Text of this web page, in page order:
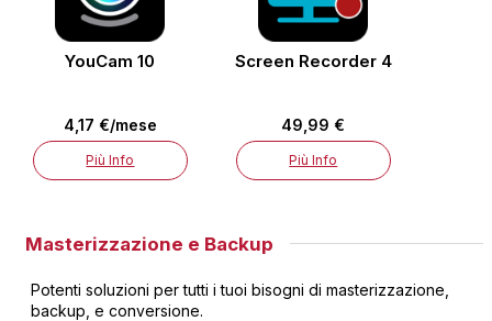
YouCam 10
4,17 €/mese
Più Info
Screen Recorder 4
49,99 €
Più Info
Masterizzazione e Backup
Potenti soluzioni per tutti i tuoi bisogni di masterizzazione,
backup, e conversione.